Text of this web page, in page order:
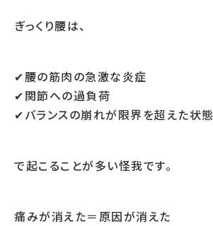
ぎっくり腰は、
✔腰の筋肉の急激な炎症
✔関節への過負荷
✔バランスの崩れが限界を超えた状態
で起こることが多い怪我です。
痛みが消えた＝原因が消えた